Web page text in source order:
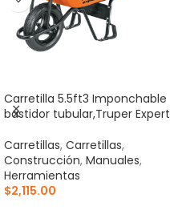
Carretilla 5.5ft3 Imponchable
bastidor tubular,Truper Expert
Carretillas, Carretillas,
Construcción, Manuales,
Herramientas
$2,115.00